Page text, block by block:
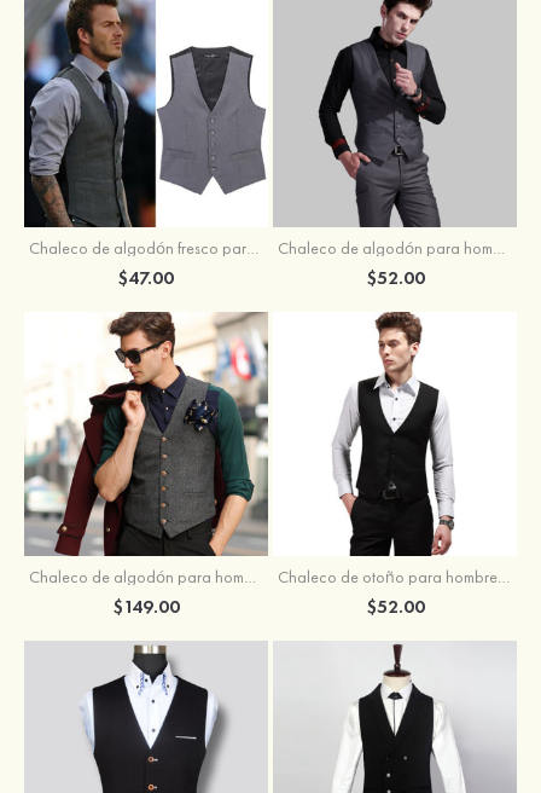
Chaleco de algodón fresco para hombre para bodas o fiestas
$47.00
Chaleco de algodón para hombre ideal para bodas y fiestas
$52.00
Chaleco de algodón para hombre estilo inglés
$149.00
Chaleco de otoño para hombre de algodón fino para bodas y fiestas
$52.00